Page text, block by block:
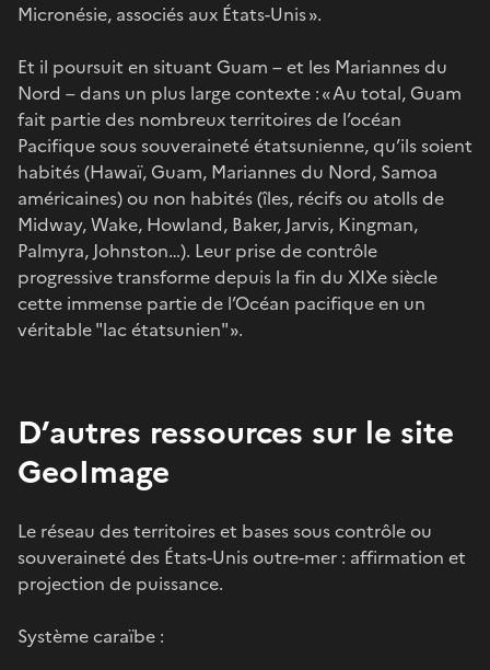
Micronésie, associés aux États-Unis ».
Et il poursuit en situant Guam – et les Mariannes du
Nord – dans un plus large contexte : « Au total, Guam
fait partie des nombreux territoires de l’océan
Pacifique sous souveraineté étatsunienne, qu’ils soient
habités (Hawaï, Guam, Mariannes du Nord, Samoa
américaines) ou non habités (îles, récifs ou atolls de
Midway, Wake, Howland, Baker, Jarvis, Kingman,
Palmyra, Johnston…). Leur prise de contrôle
progressive transforme depuis la fin du XIXe siècle
cette immense partie de l’Océan pacifique en un
véritable "lac étatsunien" ».
D’autres ressources sur le site
GeoImage
Le réseau des territoires et bases sous contrôle ou
souveraineté des États-Unis outre-mer : affirmation et
projection de puissance.
Système caraïbe :